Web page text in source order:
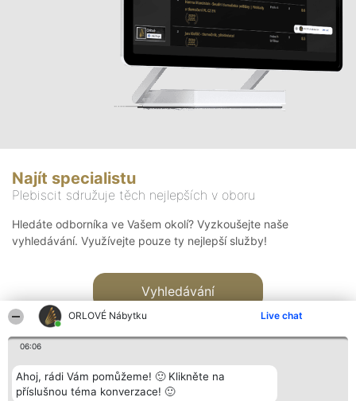
ORLOVÉ Nábytku Live chat
06:06
Ahoj, rádi Vám pomůžeme! 🙂 Klikněte na
příslušnou téma konverzace! 🙂
Najít specialistu
Plebiscit sdružuje těch nejlepších v oboru
Hledáte odborníka ve Vašem okolí? Vyzkoušejte naše
vyhledávání. Využívejte pouze ty nejlepší služby!
Vyhledávání